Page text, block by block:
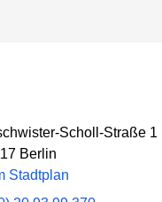
Scholl-Straße 1
Berlin
Stadtplan